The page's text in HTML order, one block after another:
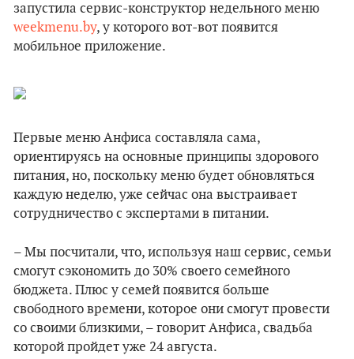
запустила сервис-конструктор недельного меню
weekmenu.by, у которого вот-вот появится
мобильное приложение.
Первые меню Анфиса составляла сама,
ориентируясь на основные принципы здорового
питания, но, поскольку меню будет обновляться
каждую неделю, уже сейчас она выстраивает
сотрудничество с экспертами в питании.
– Мы посчитали, что, используя наш сервис, семьи
смогут сэкономить до 30% своего семейного
бюджета. Плюс у семей появится больше
свободного времени, которое они смогут провести
со своими близкими, – говорит Анфиса, свадьба
которой пройдет уже 24 августа.